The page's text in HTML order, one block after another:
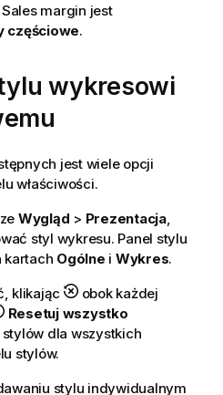
Sales margin jest
częściowe.
wykresowi
jest wiele opcji
właściwości.
Wygląd > Prezentacja,
styl wykresu. Panel stylu
kartach Ogólne i Wykres.
klikając
obok każdej
Resetuj wszystko
dla wszystkich
stylów.
stylu indywidualnym